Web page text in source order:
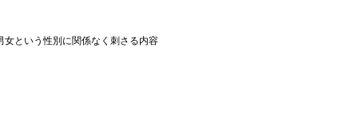
という性別に関係なく刺さる内容